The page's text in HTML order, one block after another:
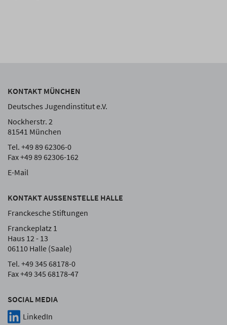
SOCIAL MEDIA
LinkedIn
KONTAKT MÜNCHEN
Deutsches Jugendinstitut e.V.
Nockherstr. 2
81541 München
Tel. +49 89 62306-0
Fax +49 89 62306-162
E-Mail
KONTAKT AUSSENSTELLE HALLE
Franckesche Stiftungen
Franckeplatz 1
Haus 12 - 13
06110 Halle (Saale)
Tel. +49 345 68178-0
Fax +49 345 68178-47